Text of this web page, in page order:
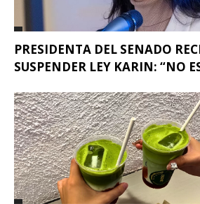
PRESIDENTA DEL SENADO
SUSPENDER LEY KARIN: “NO